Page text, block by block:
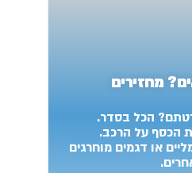
מחזירים
הכל בסדר.
הכסף על הרכב.
או דגמים מוחרגים